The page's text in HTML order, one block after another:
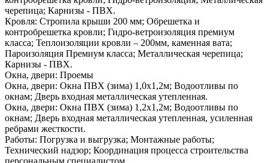
черепица; Карнизы - ПВХ.
Кровля: Стропила крыши 200 мм; Обрешетка и
контробрешетка кровли; Гидро-ветроизоляция премиум
класса; Теплоизоляции кровли – 200мм, каменная вата;
Пароизоляция Премиум класса; Металлическая черепица;
Карнизы - ПВХ.
Окна, двери: Проемы
Окна, двери: Окна ПВХ (зима) 1,0х1,2м; Водоотливы по
окнам; Дверь входная металлическая утепленная.
Окна, двери: Окна ПВХ (зима) 1,2х1,2м; Водоотливы по
окнам; Дверь входная металлическая утепленная, усиленная
ребрами жесткости.
Работы: Погрузка и выгрузка; Монтажные работы;
Технический надзор; Координация процесса строительства